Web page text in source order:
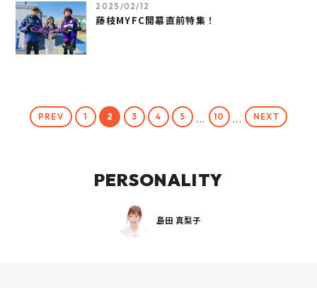
2025/02/12
藤枝MYFC開幕直前特集！
PREV 1 2 3 4 5 ... 10 ... NEXT
PERSONALITY
島田 真梨子